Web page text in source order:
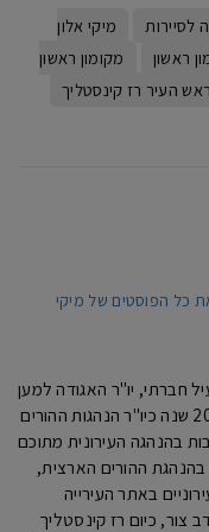
לסיירות
מיקי אלון
ראשון
מקומון ראשון
ראש העיר רז קינסטליך
כל הפוסטים של מיקי
חברתי, יו"ר האגודה למען
החייל ראשון לציון ,מעל 20 שנה כיו"ר הנהגות ההורים
בהנהגה העירונית מתוכם
בהנהגת ההורים הארצית,
באתר העירייה
צור, כיום רז קינסטליך